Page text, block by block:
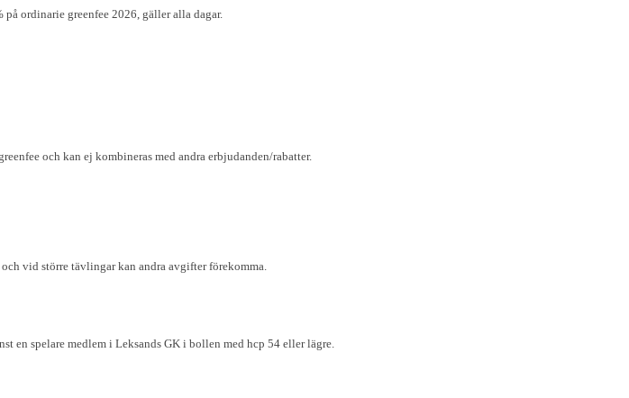
ordinarie greenfee 2026, gäller alla dagar.
och kan ej kombineras med andra erbjudanden/rabatter.
vid större tävlingar kan andra avgifter förekomma.
en spelare medlem i Leksands GK i bollen med hcp 54 eller lägre.